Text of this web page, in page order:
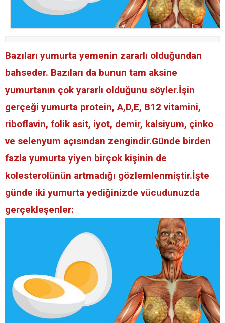
Bazıları yumurta yemenin zararlı olduğundan
bahseder. Bazıları da bunun tam aksine
yumurtanın çok yararlı olduğunu söyler.İşin
gerçeği yumurta protein, A,D,E, B12 vitamini,
riboflavin, folik asit, iyot, demir, kalsiyum, çinko
ve selenyum açısından zengindir.Günde birden
fazla yumurta yiyen birçok kişinin de
kolesterolünün artmadığı gözlemlenmiştir.İşte
günde iki yumurta yediğinizde vücudunuzda
gerçekleşenler: